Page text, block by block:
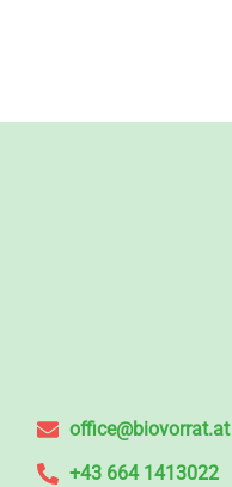
office@biovorrat.at
+43 664 1413022